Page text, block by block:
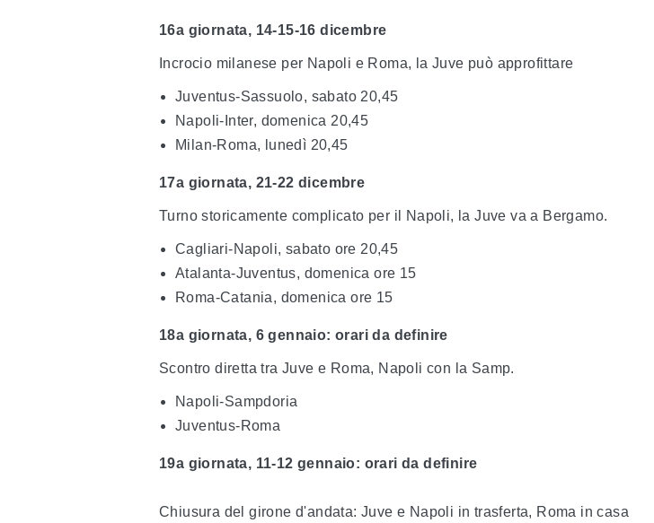
16a giornata, 14-15-16 dicembre
Incrocio milanese per Napoli e Roma, la Juve può approfittare
Juventus-Sassuolo, sabato 20,45
Napoli-Inter, domenica 20,45
Milan-Roma, lunedì 20,45
17a giornata, 21-22 dicembre
Turno storicamente complicato per il Napoli, la Juve va a Bergamo.
Cagliari-Napoli, sabato ore 20,45
Atalanta-Juventus, domenica ore 15
Roma-Catania, domenica ore 15
18a giornata, 6 gennaio: orari da definire
Scontro diretta tra Juve e Roma, Napoli con la Samp.
Napoli-Sampdoria
Juventus-Roma
19a giornata, 11-12 gennaio: orari da definire
Chiusura del girone d'andata: Juve e Napoli in trasferta, Roma in casa